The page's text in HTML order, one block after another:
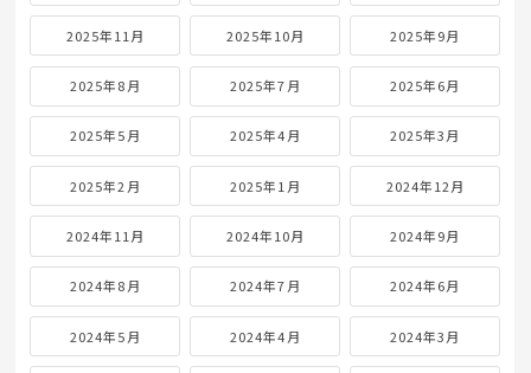
2025年11月 2025年10月 2025年9月
2025年8月 2025年7月 2025年6月
2025年5月 2025年4月 2025年3月
2025年2月 2025年1月 2024年12月
2024年11月 2024年10月 2024年9月
2024年8月 2024年7月 2024年6月
2024年5月 2024年4月 2024年3月